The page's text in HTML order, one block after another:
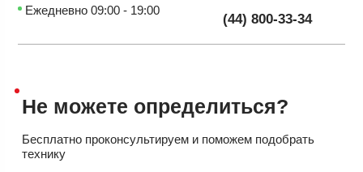
Ежедневно 09:00 - 19:00
(44) 800-33-34
Не можете определиться?
Бесплатно проконсультируем и поможем подобрать
технику